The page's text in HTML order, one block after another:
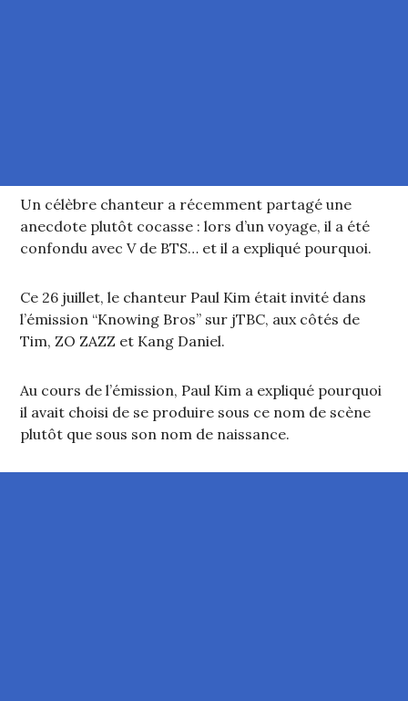
Un célèbre chanteur a récemment partagé une
anecdote plutôt cocasse : lors d’un voyage, il a été
confondu avec V de BTS… et il a expliqué pourquoi.
Ce 26 juillet, le chanteur Paul Kim était invité dans
l’émission “Knowing Bros” sur jTBC, aux côtés de
Tim, ZO ZAZZ et Kang Daniel.
Au cours de l’émission, Paul Kim a expliqué pourquoi
il avait choisi de se produire sous ce nom de scène
plutôt que sous son nom de naissance.